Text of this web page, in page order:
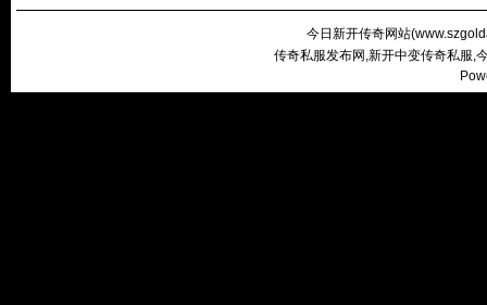
今日新开传奇网站(
传奇私服发布网,新开中变传奇私服,